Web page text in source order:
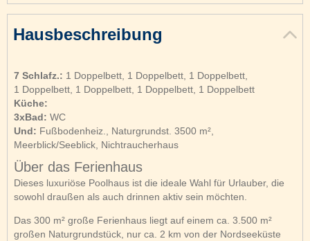
Hausbeschreibung
7 Schlafz.: 1 Doppelbett, 1 Doppelbett, 1 Doppelbett,
1 Doppelbett, 1 Doppelbett, 1 Doppelbett, 1 Doppelbett
Küche:
3xBad: WC
Und: Fußbodenheiz., Naturgrundst. 3500 m²,
Meerblick/Seeblick, Nichtraucherhaus
Über das Ferienhaus
Dieses luxuriöse Poolhaus ist die ideale Wahl für Urlauber, die
sowohl draußen als auch drinnen aktiv sein möchten.
Das 300 m² große Ferienhaus liegt auf einem ca. 3.500 m²
großen Naturgrundstück, nur ca. 2 km von der Nordseeküste